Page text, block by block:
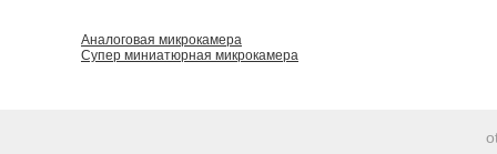
Аналоговая микрокамера
Супер миниатюрная микрокамера